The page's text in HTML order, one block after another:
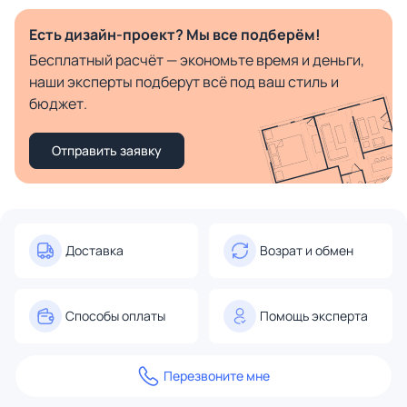
Есть дизайн-проект? Мы все подберём!
Бесплатный расчёт — экономьте время и деньги,
наши эксперты подберут всё под ваш стиль и
бюджет.
Отправить заявку
Доставка Возрат и обмен
Способы оплаты Помощь эксперта
Перезвоните мне